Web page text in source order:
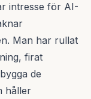
intresse för AI-
Man har rullat
firat
de
håller